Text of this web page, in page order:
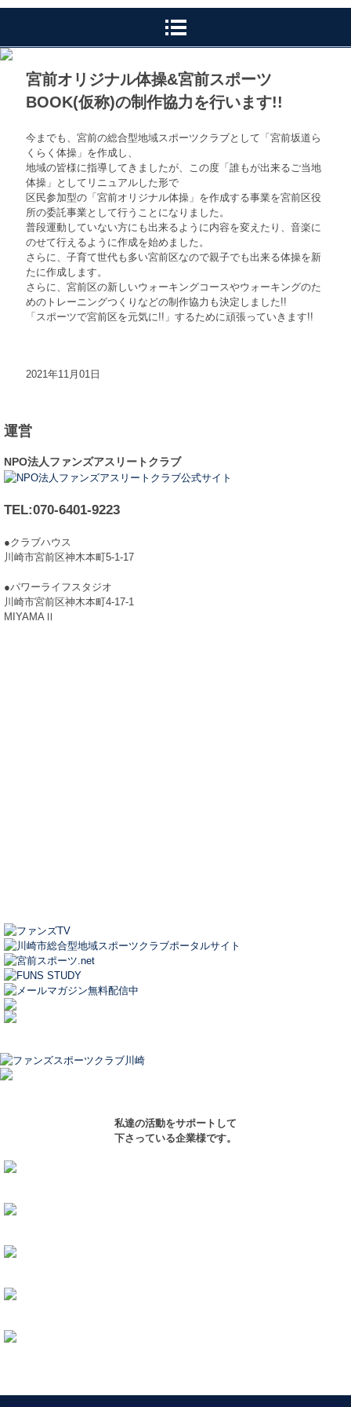
宮前オリジナル体操&宮前スポーツ
BOOK(仮称)の制作協力を行います!!
今までも、宮前の総合型地域スポーツクラブとして「宮前坂道ら
くらく体操」を作成し、
地域の皆様に指導してきましたが、この度「誰もが出来るご当地
体操」としてリニュアルした形で
区民参加型の「宮前オリジナル体操」を作成する事業を宮前区役
所の委託事業として行うことになりました。
普段運動していない方にも出来るように内容を変えたり、音楽に
のせて行えるように作成を始めました。
さらに、子育て世代も多い宮前区なので親子でも出来る体操を新
たに作成します。
さらに、宮前区の新しいウォーキングコースやウォーキングのた
めのトレーニングつくりなどの制作協力も決定しました!!
「スポーツで宮前区を元気に!!」するために頑張っていきます!!
2021年11月01日
運営
NPO法人ファンズアスリートクラブ
TEL:070-6401-9223
●クラブハウス
川崎市宮前区神木本町5-1-17
●パワーライフスタジオ
川崎市宮前区神木本町4-17-1
MIYAMAⅡ
私達の活動をサポートして
下さっている企業様です。